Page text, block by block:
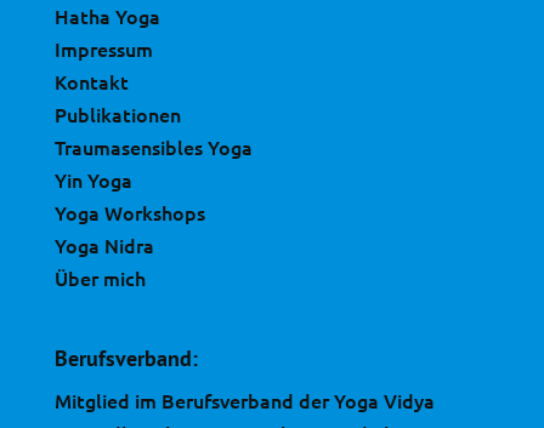
Hatha Yoga
Impressum
Kontakt
Publikationen
Traumasensibles Yoga
Yin Yoga
Yoga Workshops
Yoga Nidra
Über mich
Berufsverband:
Mitglied im Berufsverband der Yoga Vidya